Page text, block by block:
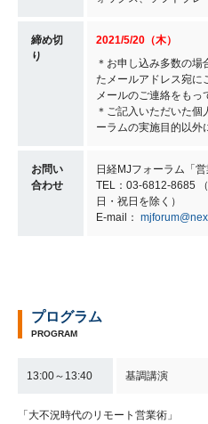
締め切
り
2021/5/20（木）
＊お申し込み多数の
たメールアドレス宛に
メールのご連絡をもっ
＊ご記入いただいた個
ーラムの実施目的以外
お問い
合わせ
日経MJフォーラム「
TEL：03-6812-8685
日・祝日を除く）
E-mail：
プログラム
PROGRAM
13:00～13:40 基調講演
「大不況時代のリモート営業術」